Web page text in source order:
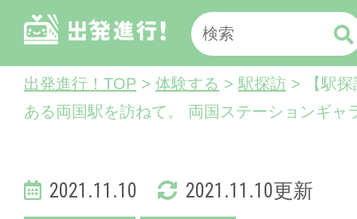
出発進行！TOP > 体験する > 駅探訪 > 【駅
ある両国駅を訪ねて。 両国ステーションギャ
2021.11.10 2021.11.10更新